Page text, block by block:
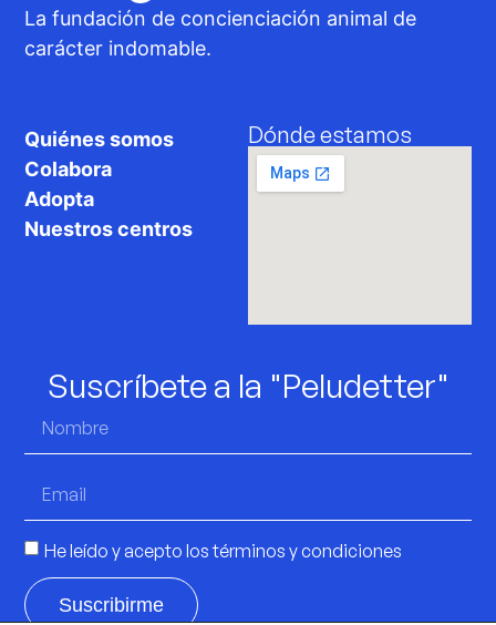
La fundación de concienciación animal de
carácter indomable.
Quiénes somos
Colabora
Adopta
Nuestros centros
Dónde estamos
Suscríbete a la "Peludetter"
He leído y acepto lostérminos y condiciones
Suscribirme